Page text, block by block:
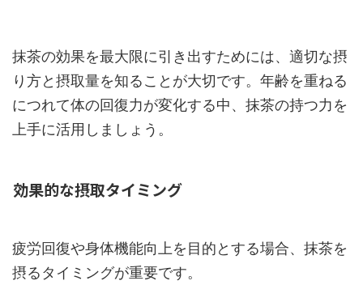
抹茶の効果を最大限に引き出すためには、適切な摂
り方と摂取量を知ることが大切です。年齢を重ねる
につれて体の回復力が変化する中、抹茶の持つ力を
上手に活用しましょう。
効果的な摂取タイミング
疲労回復や身体機能向上を目的とする場合、抹茶を
摂るタイミングが重要です。